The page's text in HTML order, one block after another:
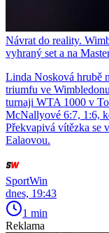
Návrat do reality.
vyhraný set a na
Linda Nosková hrubě
triumfu ve
turnaji WTA 1000 v
McNallyové 6:7, 1:6,
Překvapivá vítězka se
Ealaovou.
SportWin
dnes, 19:43
1 min
Reklama